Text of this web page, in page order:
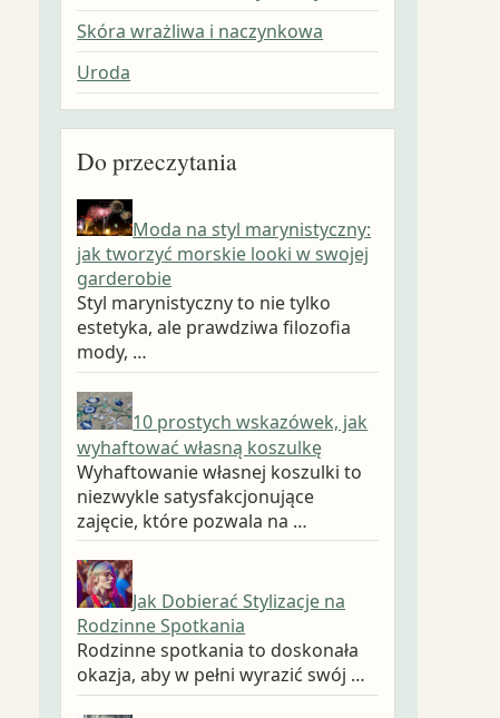
Skóra wrażliwa i naczynkowa
Uroda
Do przeczytania
Moda na styl marynistyczny:
jak tworzyć morskie looki w swojej
garderobie
Styl marynistyczny to nie tylko
estetyka, ale prawdziwa filozofia
mody, …
10 prostych wskazówek, jak
wyhaftować własną koszulkę
Wyhaftowanie własnej koszulki to
niezwykle satysfakcjonujące
zajęcie, które pozwala na …
Jak Dobierać Stylizacje na
Rodzinne Spotkania
Rodzinne spotkania to doskonała
okazja, aby w pełni wyrazić swój …